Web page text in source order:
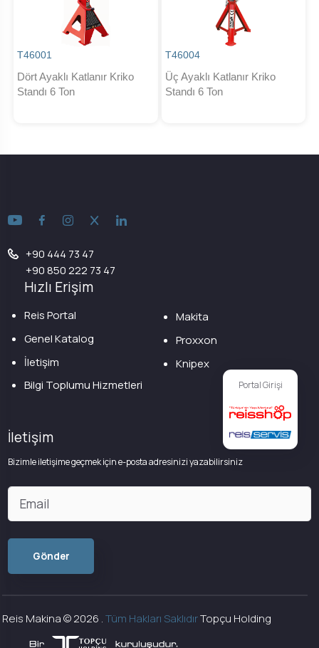
T46001
Dört Ayaklı Katlanır Kriko
Standı 6 Ton
T46004
Üç Ayaklı Katlanır Kriko
Standı 6 Ton
Portal Girişi
+90 444 73 47
+90 850 222 73 47
Hızlı Erişim
Reis Portal
Genel Katalog
İletişim
Bilgi Toplumu Hizmetleri
Makita
Proxxon
Knipex
İletişim
Bizimle iletişime geçmek için e-posta adresinizi yazabilirsiniz
Reis Makina ©2026 .Tüm Hakları SaklıdırTopçu Holding